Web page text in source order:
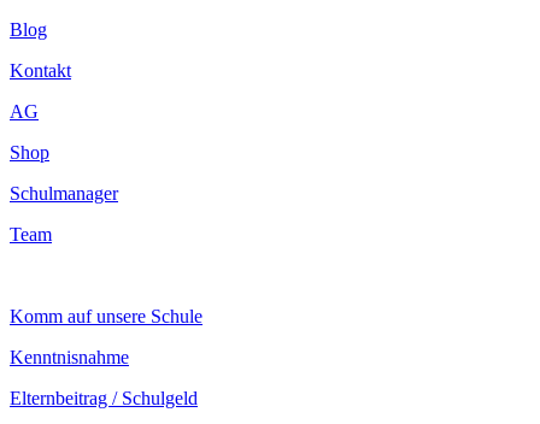
Blog
Kontakt
AG
Shop
Schulmanager
Team
Komm auf unsere Schule
Kenntnisnahme
Elternbeitrag / Schulgeld